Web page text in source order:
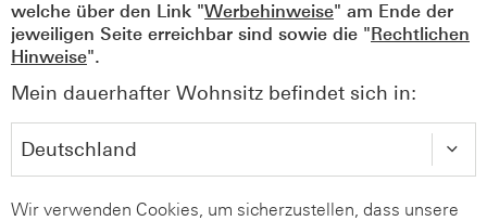
welche über den Link "Werbehinweise" am Ende der
jeweiligen Seite erreichbar sind sowie die "Rechtlichen
Hinweise".
Mein dauerhafter Wohnsitz befindet sich in:
Wir verwenden Cookies, um sicherzustellen, dass unsere